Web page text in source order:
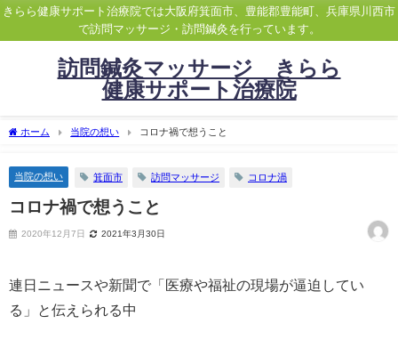
きらら健康サポート治療院では大阪府箕面市、豊能郡豊能町、兵庫県川西市
で訪問マッサージ・訪問鍼灸を行っています。
訪問鍼灸マッサージ きらら
健康サポート治療院
ホーム 当院の想い コロナ禍で想うこと
当院の想い 箕面市 訪問マッサージ コロナ渦
コロナ禍で想うこと
2020年12月7日 2021年3月30日
連日ニュースや新聞で「医療や福祉の現場が逼迫してい
る」と伝えられる中